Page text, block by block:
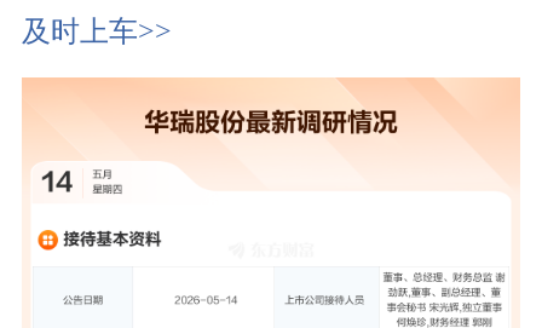
及时上车>>